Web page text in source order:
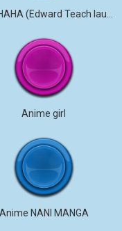
Anime girl
Anime NANI MANGA